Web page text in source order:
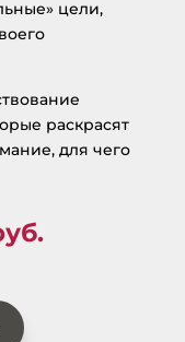
цели,
раскрасят
для чего